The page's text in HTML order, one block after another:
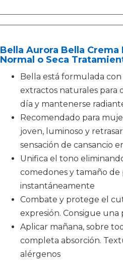
Bella Aurora Bella
Normal o Seca
Bella está formulada
extractos naturales para
día y mantenerse
Recomendado para
joven, luminoso y
sensación de cansancio
Unifica el tono
comedones y tamaño
instantáneamente
Combate y protege el
expresión. Consigue una
Aplicar mañana, sobre
completa absorción.
alérgenos